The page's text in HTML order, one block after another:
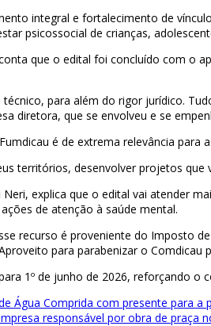
integral e fortalecimento de
psicossocial de crianças,
que o edital foi concluído com
para além do rigor jurídico.
diretora, que se envolveu e se
é de extrema relevância
territórios, desenvolver projetos
explica que o edital vai atender
de atenção à saúde mental.
recurso é proveniente do Imposto
para parabenizar o Comdicau
1º de junho de 2026, reforçando
Água Comprida com presente para a
responsável por obra de praça